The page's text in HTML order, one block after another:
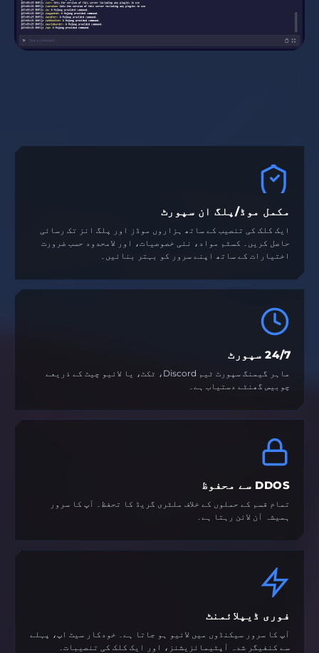
مکمل موڈ/پلگ ان سپورٹ
ایک کلک کی تنصیب کے ساتھ ہزاروں موڈز اور پلگ انز تک رسائی
حاصل کریں۔ کسٹم مواد، نئی خصوصیات، اور لامحدود حسب ضرورت
اختیارات کے ساتھ اپنے سرور کو بہتر بنائیں۔
24/7 سپورٹ
ماہر گیمنگ سپورٹ ٹیم Discord، ٹکٹ، یا لائیو چیٹ کے ذریعے
چوبیس گھنٹے دستیاب ہے۔
DDOS سے محفوظ
تمام قسم کے حملوں کے خلاف ملٹری گریڈ کا تحفظ۔ آپ کا سرور
ہمیشہ آن لائن رہتا ہے۔
فوری ڈیپلائمنٹ
آپ کا سرور سیکنڈوں میں لائیو ہو جاتا ہے۔ خودکار سیٹ اپ، پہلے
سے کنفیگر شدہ آپٹیمائزیشنز، اور ایک کلک کی تنصیبات۔